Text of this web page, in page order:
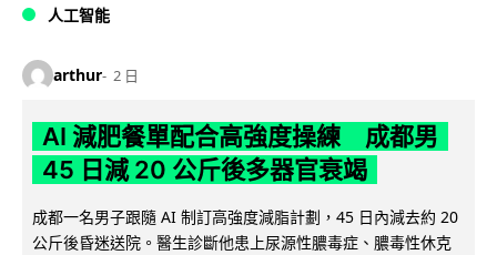
人工智能
arthur 2 日
AI 減肥餐單配合高強度操練 成都男
45 日減 20 公斤後多器官衰竭
成都一名男子跟隨 AI 制訂高強度減脂計劃，45 日內減去約 20
公斤後昏迷送院。醫生診斷他患上尿源性膿毒症、膿毒性休克